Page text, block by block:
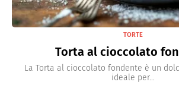
TORTE
Torta al cioccolato
La Torta al cioccolato fondente è un
ideale per...